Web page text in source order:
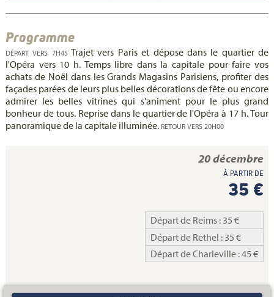
Programme
DÉPART VERS 7H45Trajet vers Paris et dépose dans le quartier de
l'Opéra vers 10 h. Temps libre dans la capitale pour faire vos
achats de Noël dans les Grands Magasins Parisiens, profiter des
façades parées de leurs plus belles décorations de fête ou encore
admirer les belles vitrines qui s'animent pour le plus grand
bonheur de tous. Reprise dans le quartier de l'Opéra à 17 h. Tour
panoramique de la capitale illuminée. RETOUR VERS 20H00
20 décembre
À PARTIR DE
35 €
Départ de Reims : 35 €
Départ de Rethel : 35 €
Départ de Charleville : 45 €